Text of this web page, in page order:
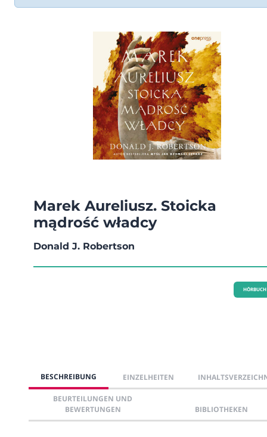
Marek Aureliusz. Stoicka
mądrość władcy
Donald J. Robertson
HÖRBUCH
BESCHREIBUNG EINZELHEITEN
BEURTEILUNGEN UND
BEWERTUNGEN
BIBLIOTHEKEN